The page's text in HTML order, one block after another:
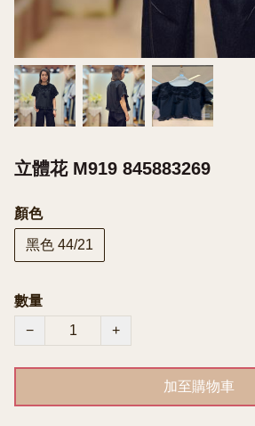
立體花 M919 845883269
顏色
黑色 44/21
數量
−
+
加至購物車